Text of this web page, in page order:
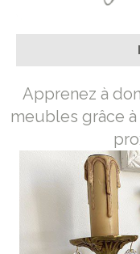
Apprenez à
meubles grâce